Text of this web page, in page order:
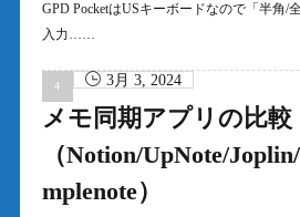
GPD PocketはUSキーボードなので「半角/
入力……
3月 3, 2024
メモ同期アプリの比較
（Notion/UpNote/
mplenote）